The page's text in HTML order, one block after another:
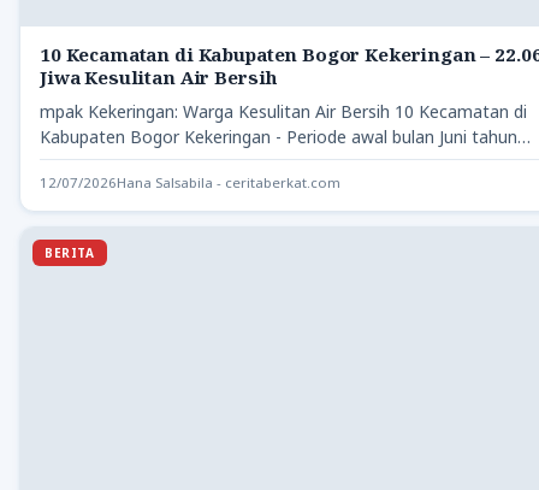
10 Kecamatan di Kabupaten Bogor Kekeringan –
Jiwa Kesulitan Air Bersih
mpak Kekeringan: Warga Kesulitan Air Bersih 10 Kecamatan di
Kabupaten Bogor Kekeringan - Periode awal bulan Juni tahun…
12/07/2026Hana Salsabila - ceritaberkat.com
BERITA